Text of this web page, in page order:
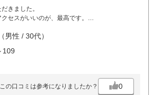
きました。
セスがいいのが、最高です。
の距離を考えると、かなり手頃ではないでしょう
（男性 / 30代）
109
この口コミは参考になりましたか？ 0